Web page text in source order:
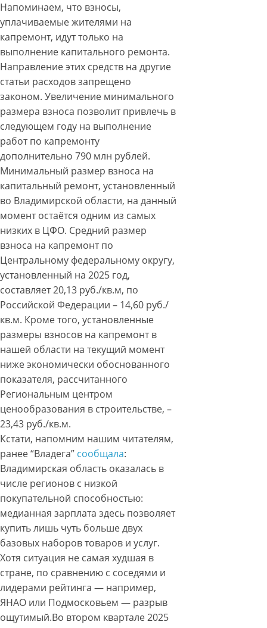
Напоминаем, что взносы,
уплачиваемые жителями на
капремонт, идут только на
выполнение капитального ремонта.
Направление этих средств на другие
статьи расходов запрещено
законом. Увеличение минимального
размера взноса позволит привлечь в
следующем году на выполнение
работ по капремонту
дополнительно 790 млн рублей.
Минимальный размер взноса на
капитальный ремонт, установленный
во Владимирской области, на данный
момент остаётся одним из самых
низких в ЦФО. Средний размер
взноса на капремонт по
Центральному федеральному округу,
установленный на 2025 год,
составляет 20,13 руб./кв.м, по
Российской Федерации – 14,60 руб./
кв.м. Кроме того, установленные
размеры взносов на капремонт в
нашей области на текущий момент
ниже экономически обоснованного
показателя, рассчитанного
Региональным центром
ценообразования в строительстве, –
23,43 руб./кв.м.
Кстати, напомним нашим читателям,
ранее “Владега” сообщала:
Владимирская область оказалась в
числе регионов с низкой
покупательной способностью:
медианная зарплата здесь позволяет
купить лишь чуть больше двух
базовых наборов товаров и услуг.
Хотя ситуация не самая худшая в
стране, по сравнению с соседями и
лидерами рейтинга — например,
ЯНАО или Подмосковьем — разрыв
ощутимый.Во втором квартале 2025